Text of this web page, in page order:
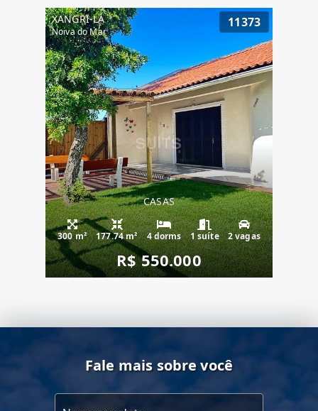
XANGRI-LÁ
Noiva do Mar
11373
CASAS
300 m² 177.74 m² 4 dorms 1 suíte 2 vagas
R$ 550.000
Fale mais sobre você